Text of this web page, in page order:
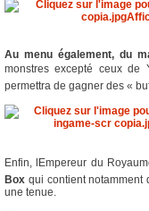
Au menu également, du
monstres excepté ceux de
permettra de gagner des «
Enfin, lEmpereur du
Box qui contient notamment
une tenue.